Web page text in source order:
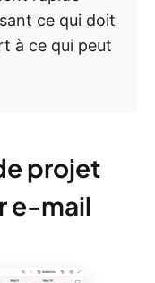
ce qui doit
à ce qui peut
projet
e-mail